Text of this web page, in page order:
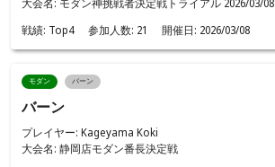
大会名: モダン神挑戦者決定戦トライアル 2026/03/08
戦績: Top4 参加人数: 21 開催日: 2026/03/08
モダン バーン
バーン
プレイヤー: Kageyama Koki
大会名: 静岡店モダン番長決定戦